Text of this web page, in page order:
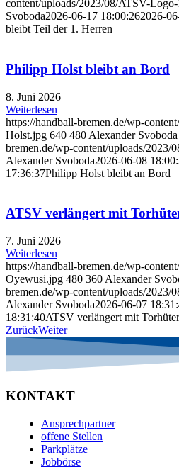
content/uploads/2023/08/ATSV-
Svoboda2026-06-17 18:00:262026-
bleibt Teil der 1. Herren
Philipp Holst bleibt an Bord
8. Juni 2026
Weiterlesen
https://handball-bremen.de/wp-
Holst.jpg 640 480 Alexander Svoboda
bremen.de/wp-content/uploads/2023/
Alexander Svoboda2026-06-08
17:36:37Philipp Holst bleibt an Bord
ATSV verlängert mit
7. Juni 2026
Weiterlesen
https://handball-bremen.de/wp-
Oyewusi.jpg 480 360 Alexander
bremen.de/wp-content/uploads/2023/
Alexander Svoboda2026-06-07
18:31:40ATSV verlängert mit
ZurückWeiter
KONTAKT
Ansprechpartner
offene Stellen
Parkplätze
Jobbörse